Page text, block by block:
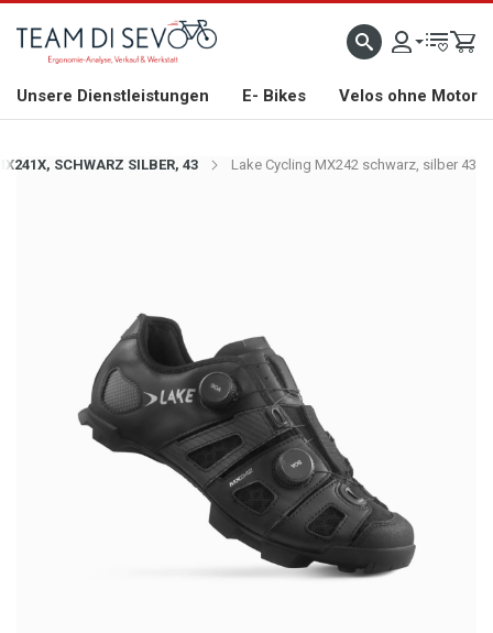
WILLKOMMEN GROSSE AUSWAHL AN RENNRÄDERN, GRAVEL, E-BIKES UND
Unsere Dienstleistungen E- Bikes Velos ohne Motor
SCHWARZ SILBER, 43 Lake Cycling MX242 schwarz, silber 43